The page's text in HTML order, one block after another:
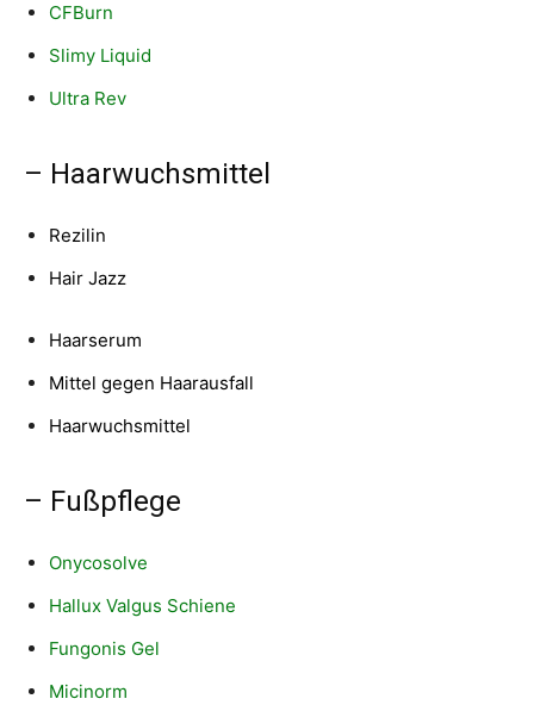
CFBurn
Slimy Liquid
Ultra Rev
– Haarwuchsmittel
Rezilin
Hair Jazz
Haarserum
Mittel gegen Haarausfall
Haarwuchsmittel
– Fußpflege
Onycosolve
Hallux Valgus Schiene
Fungonis Gel
Micinorm